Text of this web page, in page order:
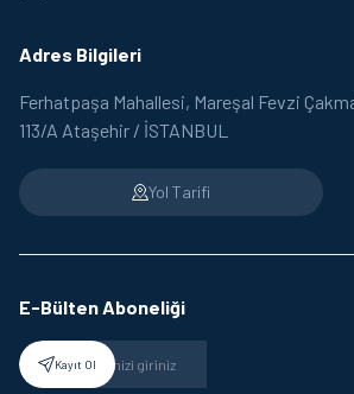
Adres Bilgileri
Ferhatpaşa Mahallesi, Mareşal Fevzi
113/A Ataşehir / İSTANBUL
Yol Tarifi
E-Bülten Aboneliği
Kayıt Ol